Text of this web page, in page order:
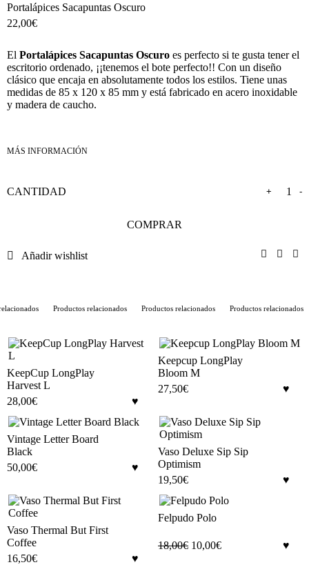
Portalápices Sacapuntas Oscuro
22,00€
El Portalápices Sacapuntas Oscuro es perfecto si te gusta tener el
escritorio ordenado, ¡¡tenemos el bote perfecto!! Con un diseño
clásico que encaja en absolutamente todos los estilos. Tiene unas
medidas de 85 x 120 x 85 mm y está fabricado en acero inoxidable
y madera de caucho.
-
+
COMPRAR
Añadir wishlist
Productos relacionados Productos relacionados Productos relacionados
KeepCup LongPlay
Harvest L
28,00€
Keepcup LongPlay
Bloom M
27,50€
Vintage Letter Board
Black
50,00€
Vaso Deluxe Sip Sip
Optimism
19,50€
Vaso Thermal But First
Coffee
16,50€
Felpudo Polo
18,00€ 10,00€